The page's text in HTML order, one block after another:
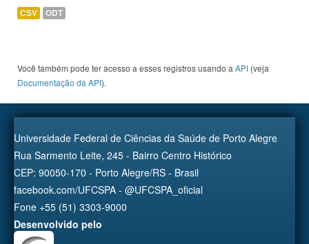
CSV ODT
Você também pode ter acesso a esses registros usando a API (veja
Documentação da API).
Universidade Federal de Ciências da Saúde de Porto Alegre
Rua Sarmento Leite, 245 - Bairro Centro Histórico
CEP: 90050-170 - Porto Alegre/RS - Brasil
facebook.com/UFCSPA - @UFCSPA_oficial
Fone +55 (51) 3303-9000
Desenvolvido pelo